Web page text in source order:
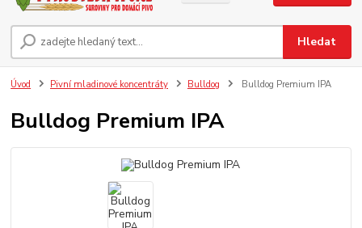
Hledat
Úvod Pivní mladinové koncentráty Bulldog Bulldog Premium IPA
Bulldog Premium IPA